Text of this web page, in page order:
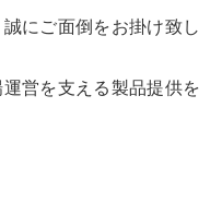
にご面倒をお掛け致し
営を支える製品提供を